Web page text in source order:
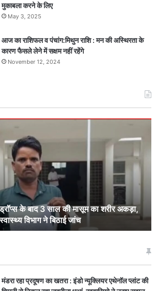
मुकाबला करने के लिए
May 3, 2025
आज का राशिफल व पंचांग:मिथुन राशि : मन की अस्थिरता के
कारण फैसले लेने में सक्षम नहीं रहेंगे
November 12, 2024
के बाद 3 साल की मासूम का शरीर अकड़ा,
विभाग ने बिठाई जांच
मंडरा रहा प्रदूषण का खतरा : इंडो न्यूक्लियर एथेनॉल प्लांट की